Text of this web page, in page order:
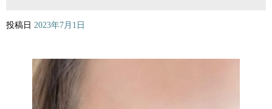
投稿日 2023年7月1日